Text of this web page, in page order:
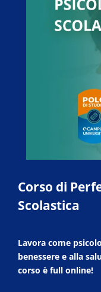
Corso di
Scolastica
Lavora come
benessere e alla
corso è full online!